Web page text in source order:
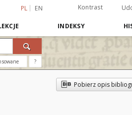
PL EN Kontrast
INDEKSY
?
Pobierz opis